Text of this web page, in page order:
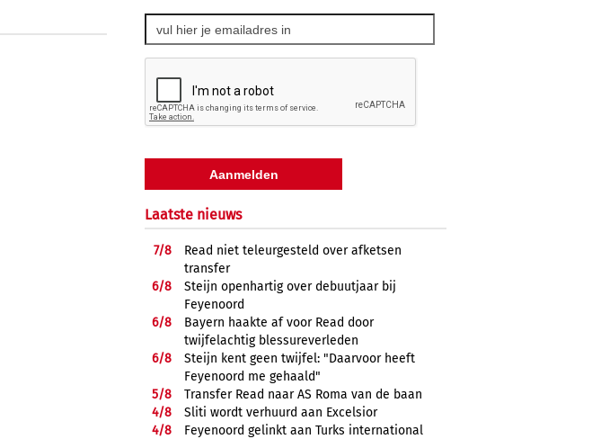
Laatste nieuws
7/8
Read niet teleurgesteld over afketsen
transfer
6/8
Steijn openhartig over debuutjaar bij
Feyenoord
6/8
Bayern haakte af voor Read door
twijfelachtig blessureverleden
6/8
Steijn kent geen twijfel: "Daarvoor heeft
Feyenoord me gehaald"
5/8
Transfer Read naar AS Roma van de baan
4/8
Sliti wordt verhuurd aan Excelsior
4/8
Feyenoord gelinkt aan Turks international